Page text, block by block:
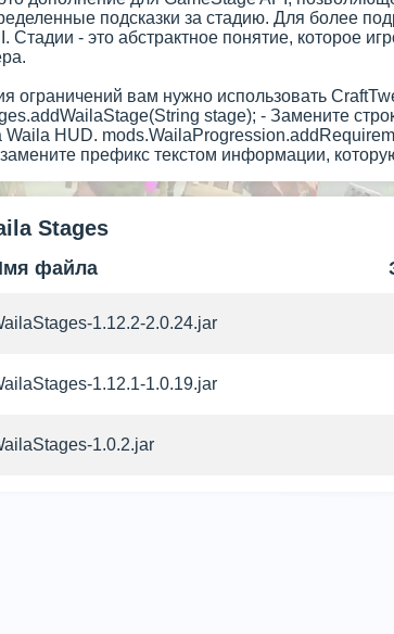
подсказки за стадию. Для более
Стадии - это абстрактное понятие, которое
ограничений вам нужно использовать
stage); - Замените
Waila HUD.
префикс текстом информации,
Stages
файла
1.12.2-2.0.24.jar
1.12.1-1.0.19.jar
1.0.2.jar